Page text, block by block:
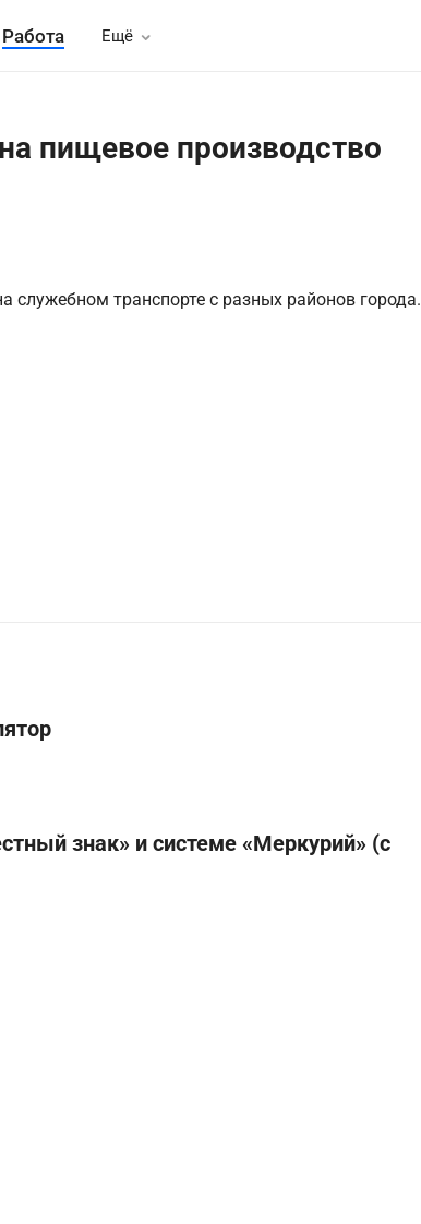
Работа Ещё
пищевое производство
служебном транспорте с разных районов города.
знак» и системе «Меркурий» (с